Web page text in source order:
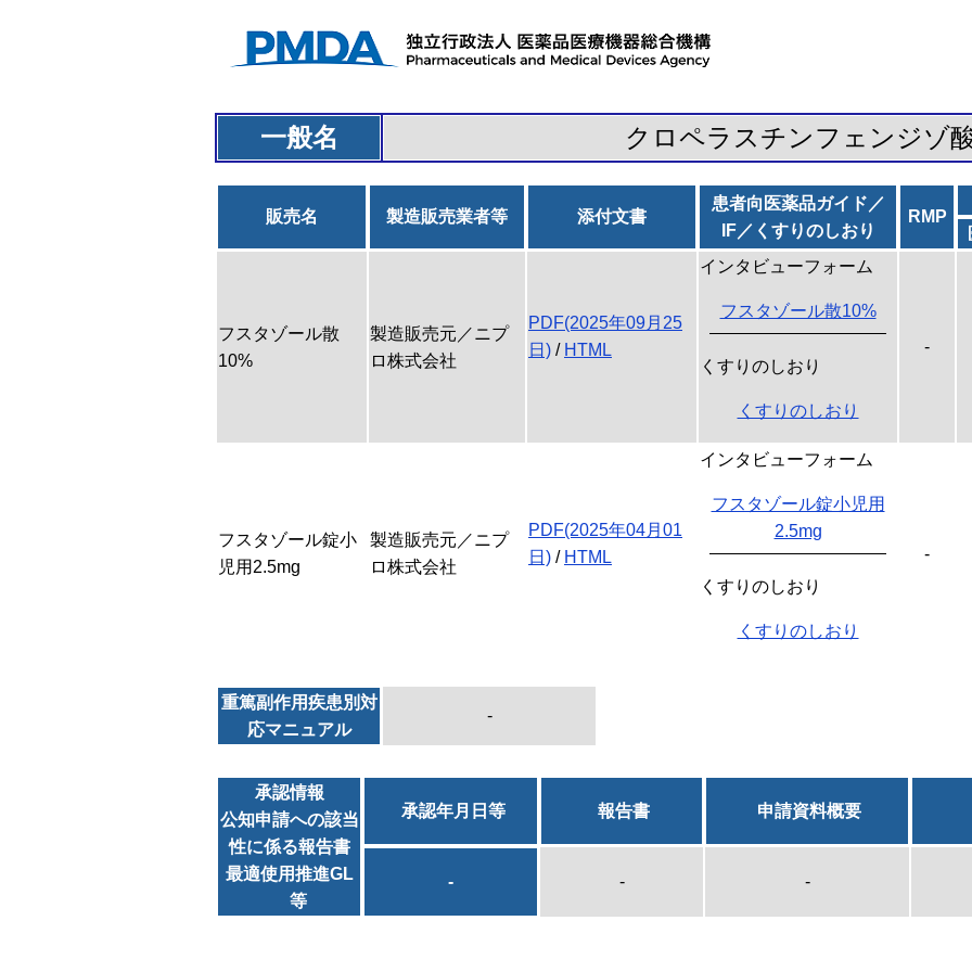
一般名 クロペラスチンフェンジゾ
販売名 製造販売業者等 添付文書
患者向医薬品ガイド／
IF／くすりのしおり
RMP
フスタゾール散
10%
製造販売元／ニプ
ロ株式会社
PDF(2025年09月25
日) / HTML
インタビューフォーム
フスタゾール散10%
くすりのしおり
くすりのしおり
-
フスタゾール錠小
児用2.5mg
製造販売元／ニプ
ロ株式会社
PDF(2025年04月01
日) / HTML
インタビューフォーム
フスタゾール錠小児用
2.5mg
くすりのしおり
くすりのしおり
-
重篤副作用疾患別対
応マニュアル
-
承認情報
公知申請への該当
性に係る報告書
最適使用推進GL
等
承認年月日等 報告書 申請資料概要
- - -